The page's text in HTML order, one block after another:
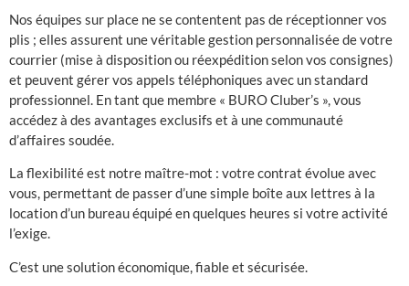
Nos équipes sur place ne se contentent pas de réceptionner vos
plis ; elles assurent une véritable gestion personnalisée de votre
courrier (mise à disposition ou réexpédition selon vos consignes)
et peuvent gérer vos appels téléphoniques avec un standard
professionnel. En tant que membre « BURO Cluber’s », vous
accédez à des avantages exclusifs et à une communauté
d’affaires soudée.
La flexibilité est notre maître-mot : votre contrat évolue avec
vous, permettant de passer d’une simple boîte aux lettres à la
location d’un bureau équipé en quelques heures si votre activité
l’exige.
C’est une solution économique, fiable et sécurisée.